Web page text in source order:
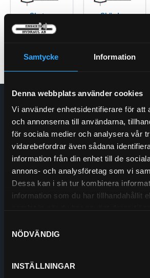
Samtycke Information
Denna webbplats använder cookies
Vi använder enhetsidentifierare för att
och annonserna till användarna,
för sociala medier och analysera vår
vidarebefordrar även sådana
information från din enhet till de
annons- och analysföretag som vi
Dessa kan i sin tur kombinera
information som du har tillhandahållit
NÖDVÄNDIG
INSTÄLLNINGAR
Skotare Skördare
Enskede Hydraul AB
E-post: Order@enskedehydraul.se
Telefon: 0292-10630
Adress: Box 70
740 03 Östervåla
Org.nr:
556208-5778